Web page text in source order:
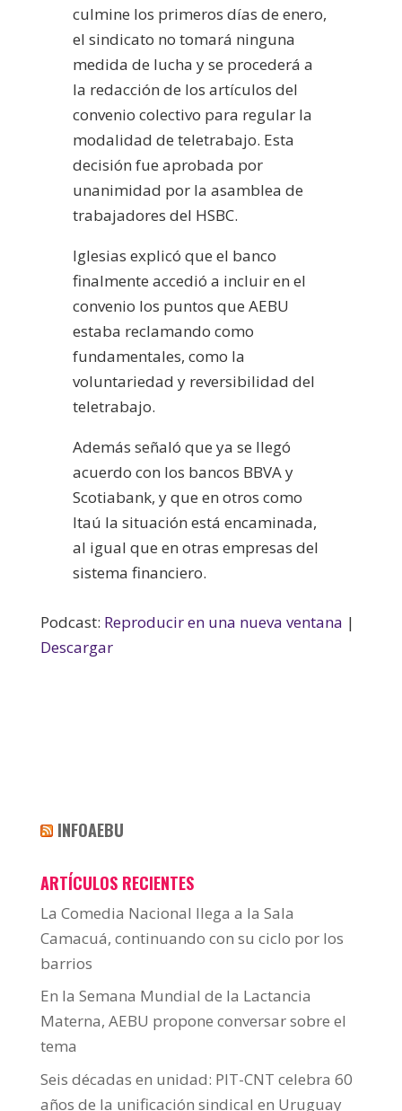
culmine los primeros días de enero,
el sindicato no tomará ninguna
medida de lucha y se procederá a
la redacción de los artículos del
convenio colectivo para regular la
modalidad de teletrabajo. Esta
decisión fue aprobada por
unanimidad por la asamblea de
trabajadores del HSBC.
Iglesias explicó que el banco
finalmente accedió a incluir en el
convenio los puntos que AEBU
estaba reclamando como
fundamentales, como la
voluntariedad y reversibilidad del
teletrabajo.
Además señaló que ya se llegó
acuerdo con los bancos BBVA y
Scotiabank, y que en otros como
Itaú la situación está encaminada,
al igual que en otras empresas del
sistema financiero.
Podcast: Reproducir en una nueva ventana |
Descargar
INFOAEBU
ARTÍCULOS RECIENTES
La Comedia Nacional llega a la Sala
Camacuá, continuando con su ciclo por los
barrios
En la Semana Mundial de la Lactancia
Materna, AEBU propone conversar sobre el
tema
Seis décadas en unidad: PIT-CNT celebra 60
años de la unificación sindical en Uruguay